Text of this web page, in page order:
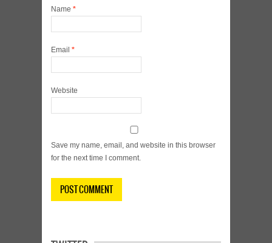
Name *
Email *
Website
Save my name, email, and website in this browser
for the next time I comment.